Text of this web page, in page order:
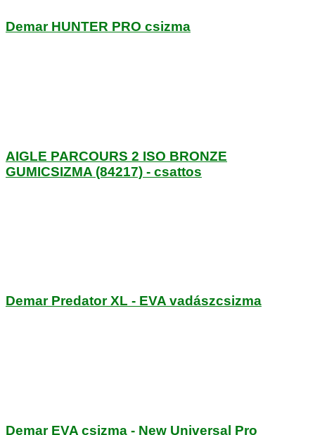
Demar HUNTER PRO csizma
AIGLE PARCOURS 2 ISO BRONZE
GUMICSIZMA (84217) - csattos
Demar Predator XL - EVA vadászcsizma
Demar EVA csizma - New Universal Pro